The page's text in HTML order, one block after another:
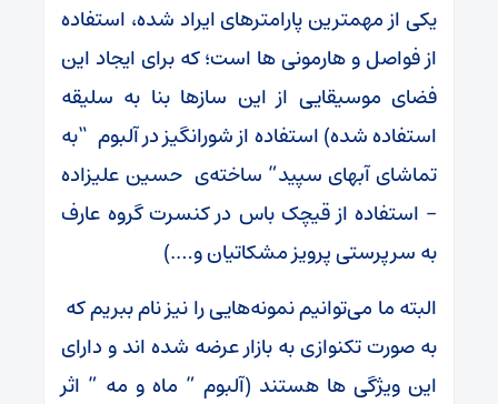
یکی از مهمترین پارامترهای ایراد شده، استفاده
از فواصل و هارمونی ها است؛ که برای ایجاد این
فضای موسیقایی از این سازها بنا به سلیقه
استفاده شده) استفاده از شورانگیز در آلبوم “به
تماشای آبهای سپید” ساخته‌ی حسین علیزاده
– استفاده از قیچک باس در کنسرت گروه عارف
به سرپرستی پرویز مشکاتیان و….)
البته ما می‌توانیم نمونه‌هایی را نیز نام ببریم که
به صورت تکنوازی به بازار عرضه شده اند و دارای
این ویژگی ها هستند (آلبوم ” ماه و مه ” اثر